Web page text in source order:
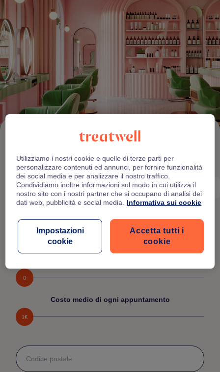
Cosa posso ottenere
con Treatwell?
Capelli Barber Unghie Massaggi
Media di appuntamenti settimanali
0
Costo medio di ogni appuntamento
1€
Utilizziamo i nostri cookie e quelle di terze parti per
personalizzare contenuti ed annunci, per fornire funzionalità
dei social media e per analizzare il nostro traffico.
Condividiamo inoltre informazioni sul modo in cui utilizza il
nostro sito con i nostri partner che si occupano di analisi dei
dati web, pubblicità e social media.
Informativa sui cookie
Accetta tutti i
cookie
Impostazioni
cookie